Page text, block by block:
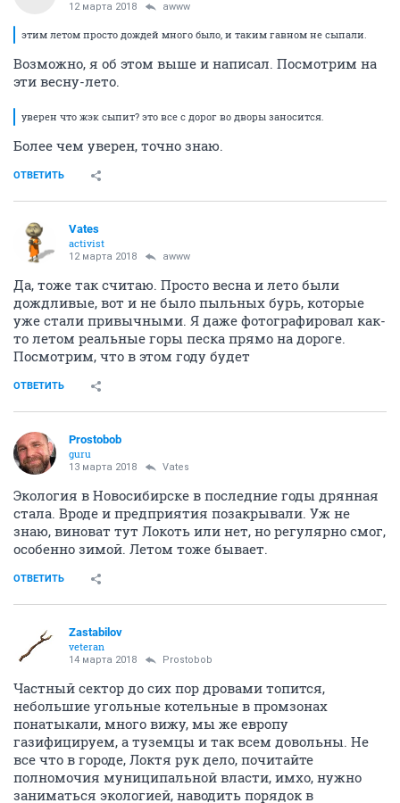
12 марта 2018 awww
этим летом просто дождей много было, и таким гавном не сыпали.
Возможно, я об этом выше и написал. Посмотрим на
эти весну-лето.
уверен что жэк сыпит? это все с дорог во дворы заносится.
Более чем уверен, точно знаю.
ОТВЕТИТЬ
Vates
activist
12 марта 2018 awww
Да, тоже так считаю. Просто весна и лето были
дождливые, вот и не было пыльных бурь, которые
уже стали привычными. Я даже фотографировал как-
то летом реальные горы песка прямо на дороге.
Посмотрим, что в этом году будет
ОТВЕТИТЬ
Prostobob
guru
13 марта 2018 Vates
Экология в Новосибирске в последние годы дрянная
стала. Вроде и предприятия позакрывали. Уж не
знаю, виноват тут Локоть или нет, но регулярно смог,
особенно зимой. Летом тоже бывает.
ОТВЕТИТЬ
Zastabilov
veteran
14 марта 2018 Prostobob
Частный сектор до сих пор дровами топится,
небольшие угольные котельные в промзонах
понатыкали, много вижу, мы же европу
газифицируем, а туземцы и так всем довольны. Не
все что в городе, Локтя рук дело, почитайте
полномочия муниципальной власти, имхо, нужно
заниматься экологией, наводить порядок в